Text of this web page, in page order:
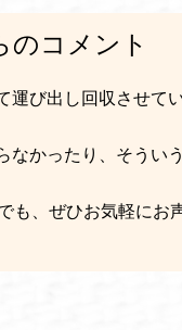
のコメント
び出し回収させて
かったり、そうい
、ぜひお気軽にお